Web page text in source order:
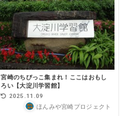
宮崎のちびっこ集まれ！ここはおもし
ろい【大淀川学習館】
2025.11.09
ほんみや宮崎プロジェクト